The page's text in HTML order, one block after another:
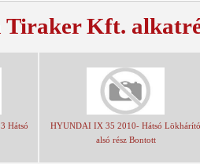
Tiraker Kft.
Hátsó
HYUNDAI IX 35 2010- Hátsó Lökhárító
alsó rész Bontott